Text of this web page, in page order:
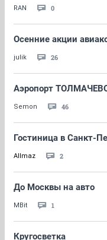
RAN 0
Осенние акции
julik 26
Аэропорт
Semon 46
Гостиница в Санкт-
Allmaz 2
До Москвы на авто
MBit 1
Кругосветка